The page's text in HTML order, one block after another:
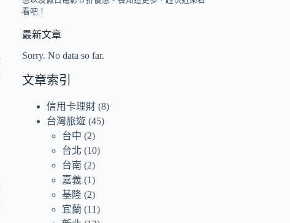
最新文章
Sorry. No data so far.
文章索引
信用卡理財 (8)
台灣旅遊 (45)
台中 (2)
台北 (10)
台南 (2)
嘉義 (1)
基隆 (2)
宜蘭 (11)